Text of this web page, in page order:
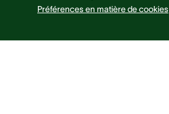
Préférences en matière de cookies